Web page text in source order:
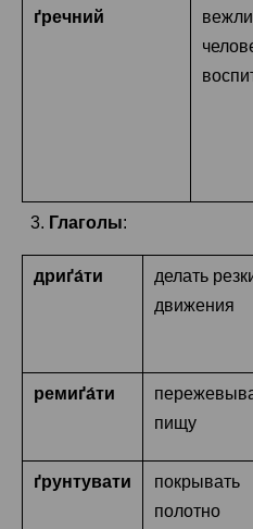
ґречний
3. Глаголы:
дриґа́ти
делать
движения
ремиґа́ти
пищу
ґрунтувати
покрывать
полотно